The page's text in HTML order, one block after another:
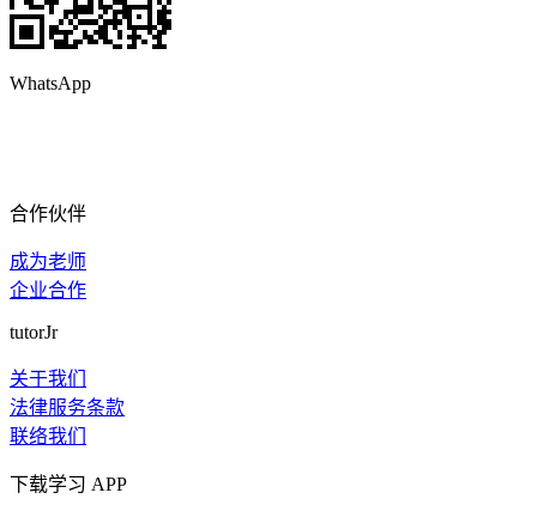
WhatsApp
合作伙伴
成为老师
企业合作
tutorJr
关于我们
法律服务条款
联络我们
下载学习 APP